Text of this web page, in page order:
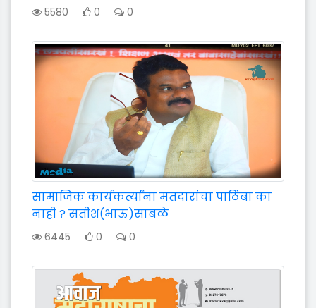
5580 0 0
सामाजिक कार्यकर्त्यांना मतदारांचा पाठिंबा का
नाही ? सतीश(भाऊ)साबळे
6445 0 0